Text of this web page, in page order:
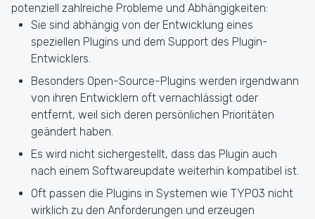
potenziell zahlreiche Probleme und Abhängigkeiten:
Sie sind abhängig von der Entwicklung eines
speziellen Plugins und dem Support des Plugin-
Entwicklers.
Besonders Open-Source-Plugins werden irgendwann
von ihren Entwicklern oft vernachlässigt oder
entfernt, weil sich deren persönlichen Prioritäten
geändert haben.
Es wird nicht sichergestellt, dass das Plugin auch
nach einem Softwareupdate weiterhin kompatibel ist.
Oft passen die Plugins in Systemen wie TYPO3 nicht
wirklich zu den Anforderungen und erzeugen